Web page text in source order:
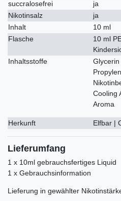
succralosefrei
ja
Nikotinsalz
ja
Inhalt
10 ml
Flasche
10 ml
Inhaltsstoffe
Glycerin
Cooling
Aroma
Herkunft Elfbar |
Lieferumfang
1 x 10ml gebrauchsfertiges Liquid
1 x Gebrauchsinformation
Lieferung in gewählter